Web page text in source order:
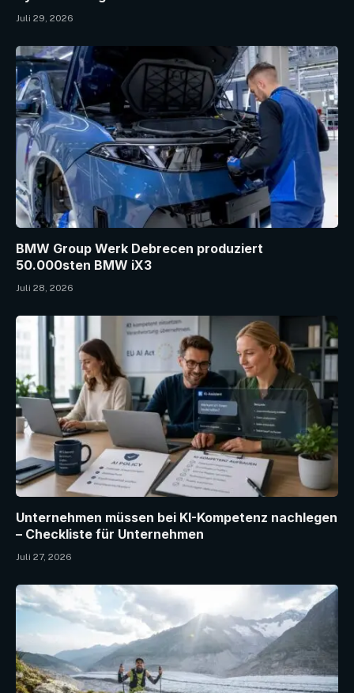
Juli 29, 2026
BMW Group Werk Debrecen produziert
50.000sten BMW iX3
Juli 28, 2026
Unternehmen müssen bei KI-Kompetenz nachlegen
– Checkliste für Unternehmen
Juli 27, 2026